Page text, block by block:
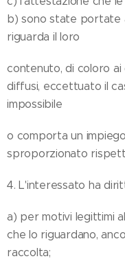
b) sono state portate
riguarda il loro
contenuto, di coloro ai
diffusi, eccettuato il
impossibile
o comporta un
sproporzionato
4. L'interessato ha
a) per motivi legittimi
che lo riguardano,
raccolta;